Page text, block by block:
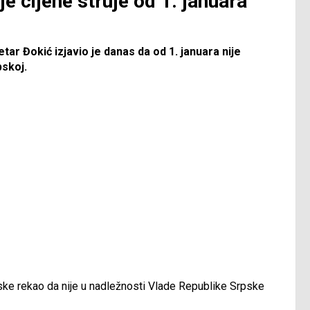
Đokić izjavio je danas da od 1. januara nije
rekao da nije u nadležnosti Vlade Republike Srpske